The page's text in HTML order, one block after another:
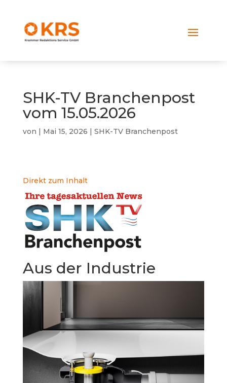
SHK-TV Branchenpost
vom 15.05.2026
von | Mai 15, 2026 | SHK-TV Branchenpost
Direkt zum Inhalt
Aus der Industrie